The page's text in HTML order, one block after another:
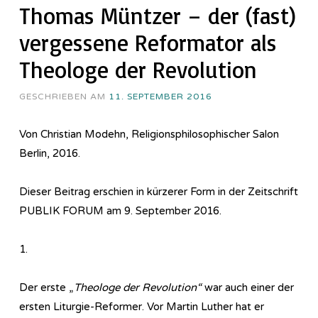
Thomas Müntzer – der (fast)
vergessene Reformator als
Theologe der Revolution
GESCHRIEBEN AM 11. SEPTEMBER 2016
Von Christian Modehn, Religionsphilosophischer Salon
Berlin, 2016.
Dieser Beitrag erschien in kürzerer Form in der Zeitschrift
PUBLIK FORUM am 9. September 2016.
1.
Der erste „Theologe der Revolution“war auch einer der
ersten Liturgie-Reformer. Vor Martin Luther hat er